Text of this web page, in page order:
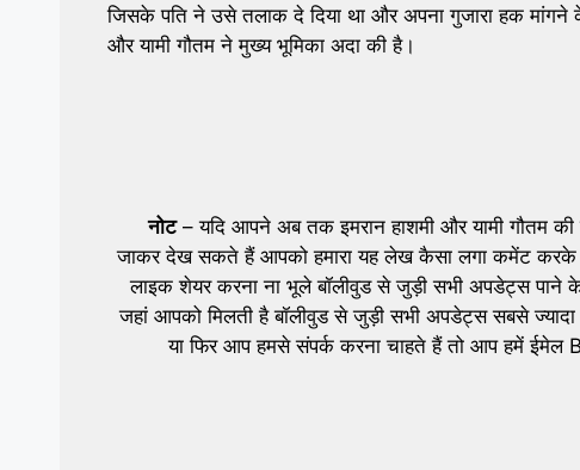
जिसके पति ने उसे तलाक दे दिया था और अपना गुजारा हक मांगने
और यामी गौतम ने मुख्य भूमिका अदा की है।
नोट– यदि आपने अब तक इमरान हाशमी और यामी गौतम
जाकर देख सकते हैं आपको हमारा यह लेख कैसा लगा कमेंट करके
लाइक शेयर करना ना भूले बॉलीवुड से जुड़ी सभी अपडेट्स पाने
जहां आपको मिलती है बॉलीवुड से जुड़ी सभी अपडेट्स सबसे
या फिर आप हमसे संपर्क करना चाहते हैं तो आप हमें